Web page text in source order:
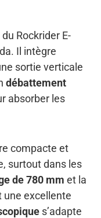
Rockrider E-
Il intègre
sortie verticale
débattement
absorber les
compacte et
surtout dans les
de 780 mm et la
une excellente
s’adapte